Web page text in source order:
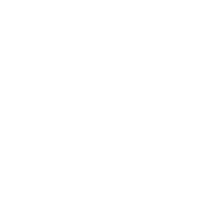
la doccia
mio sogno.